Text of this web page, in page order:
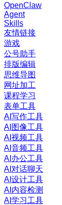
OpenClaw
Agent
Skills
友情链接
游戏
公号助手
排版编辑
思维导图
网址加工
课程学习
表单工具
AI写作工具
AI图像工具
AI视频工具
AI音频工具
AI办公工具
AI对话聊天
AI设计工具
AI内容检测
AI学习工具